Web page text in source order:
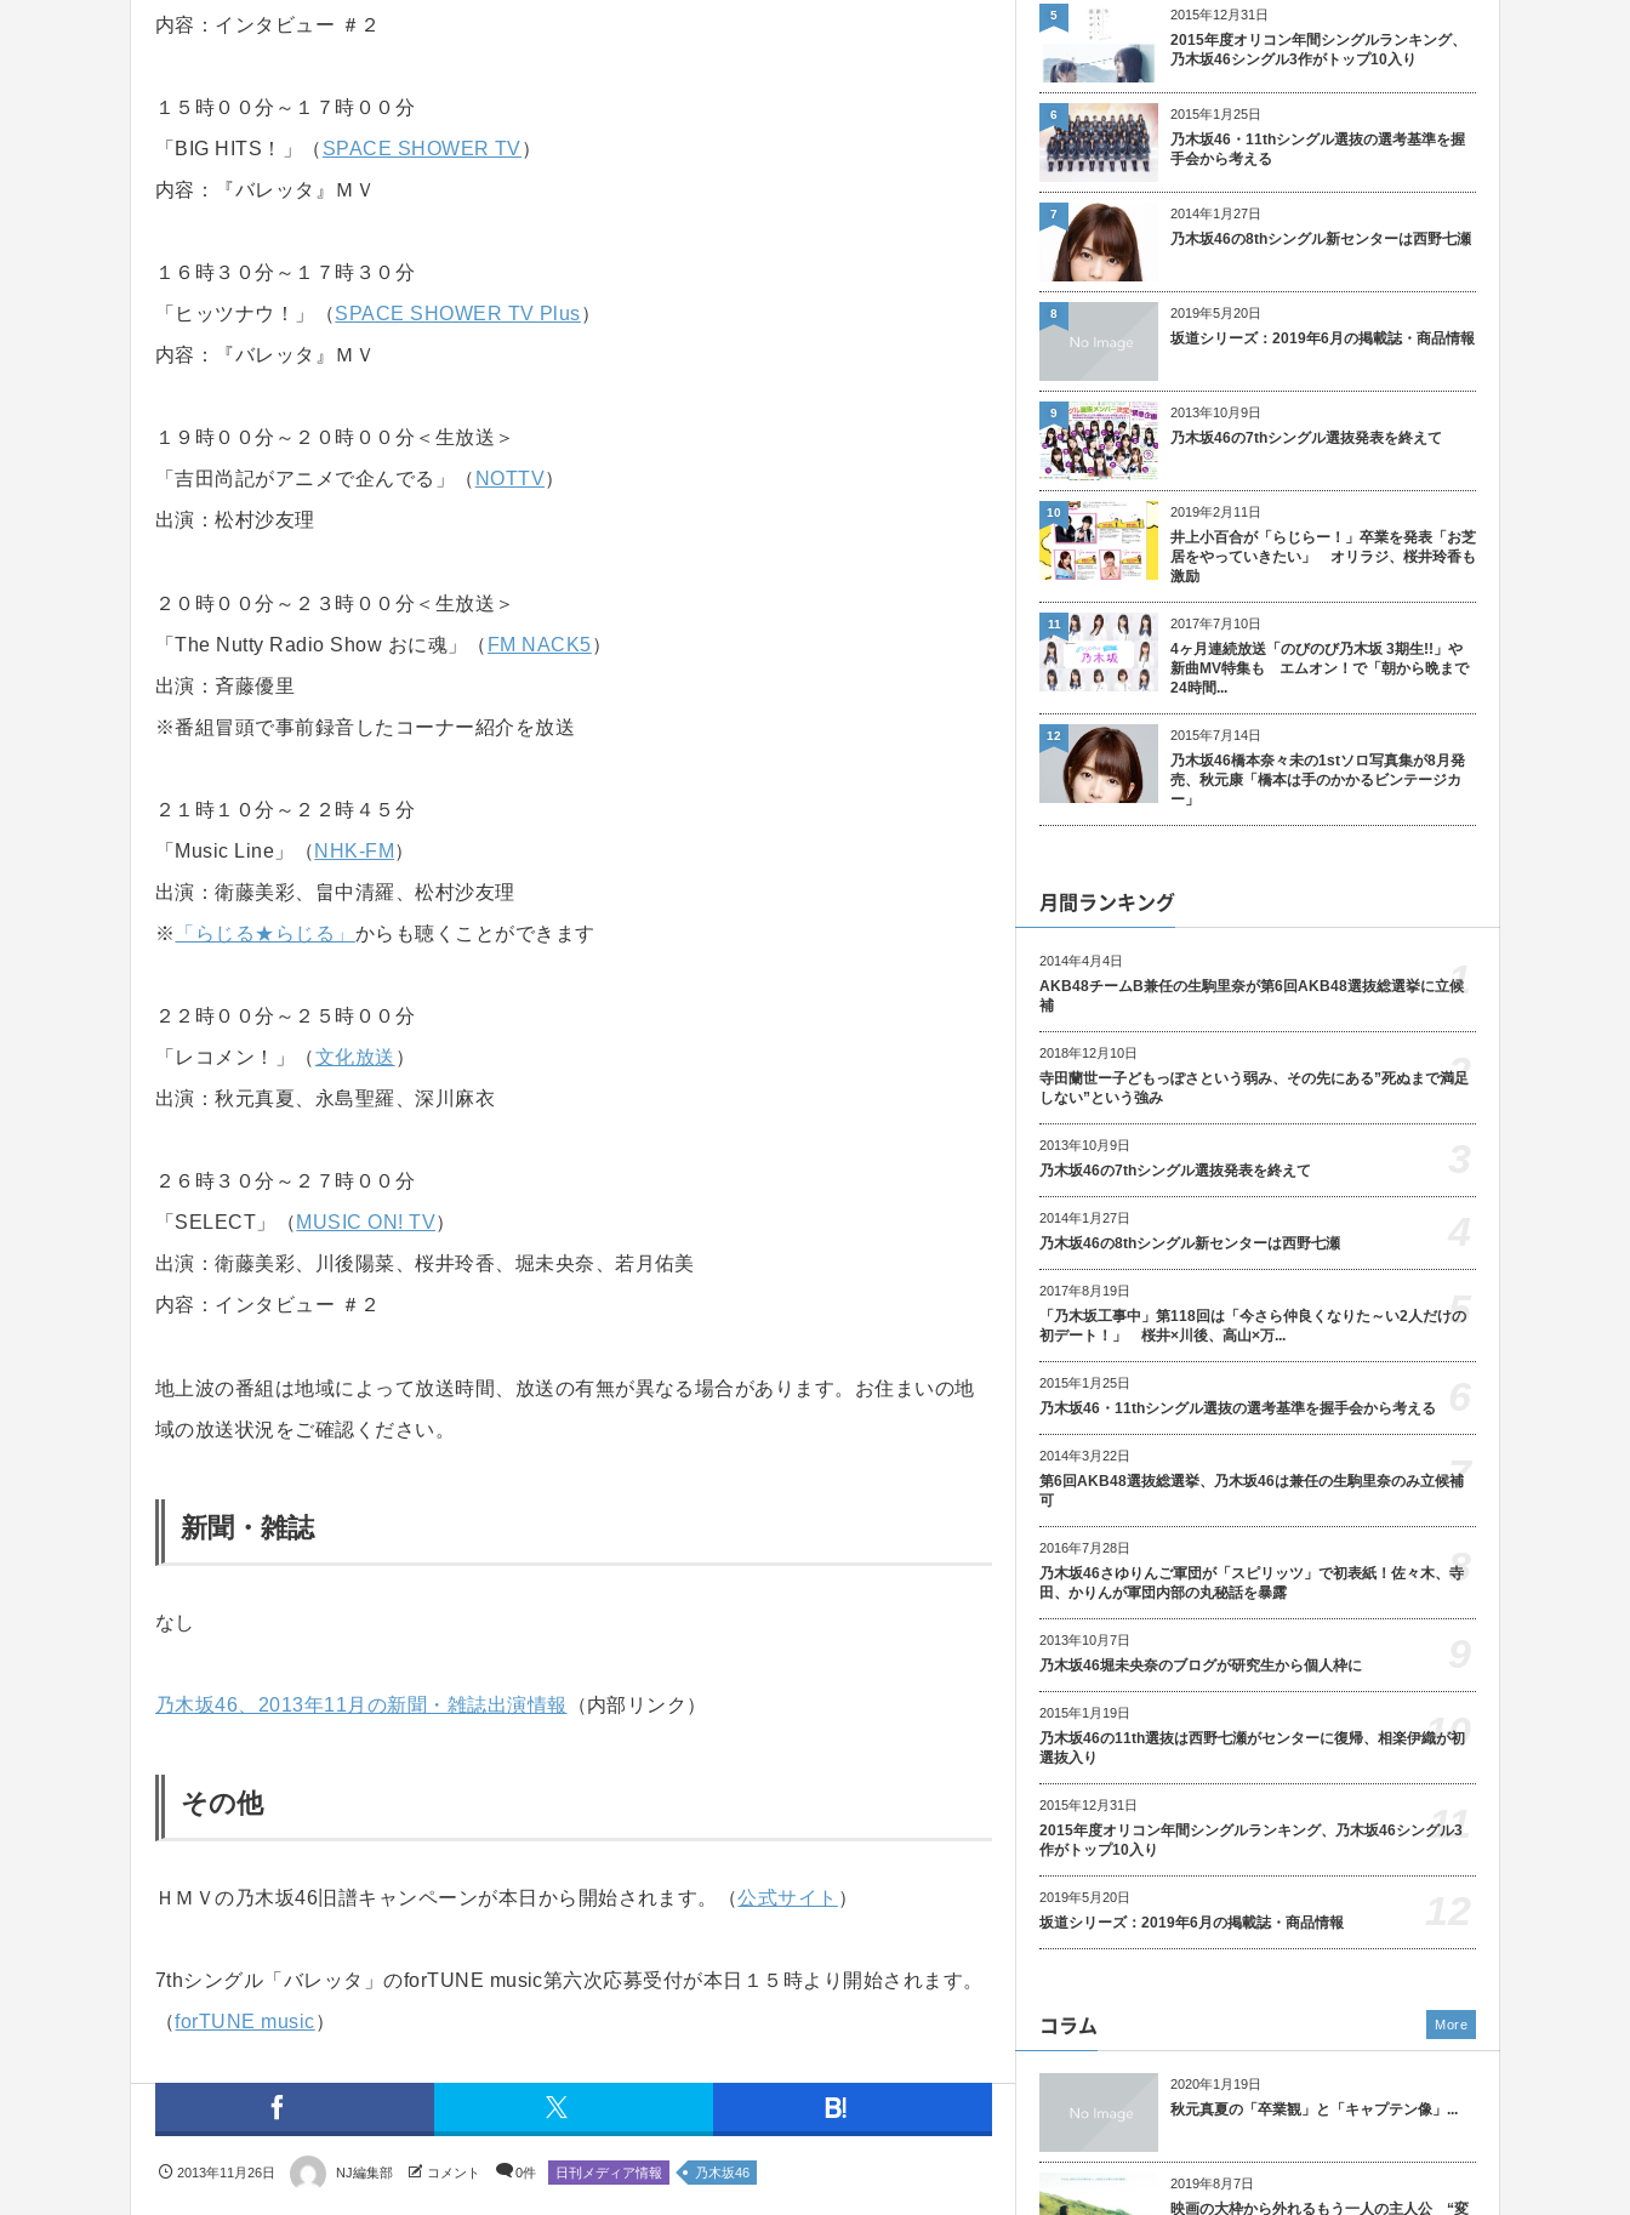
内容：インタビュー ＃２
１５時００分～１７時００分
「BIG HITS！」（ SPACE SHOWER TV）
内容：『バレッタ』ＭＶ
１６時３０分～１７時３０分
「ヒッツナウ！」（SPACE SHOWER TV Plus）
内容：『バレッタ』ＭＶ
１９時００分～２０時００分＜生放送＞
「吉田尚記がアニメで企んでる」（ NOTTV）
出演：松村沙友理
２０時００分～２３時００分＜生放送＞
「The Nutty Radio Show おに魂」（ FM NACK5）
出演：斉藤優里
※番組冒頭で事前録音したコーナー紹介を放送
２１時１０分～２２時４５分
「Music Line」（ NHK-FM ）
出演：衛藤美彩、畠中清羅、松村沙友理
※
「らじる★らじる」 からも聴くことができます
２２時００分～２５時００分
「レコメン！」（文化放送 ）
出演：秋元真夏、永島聖羅、深川麻衣
２６時３０分～２７時００分
「SELECT」（ MUSIC ON! TV）
出演：衛藤美彩、川後陽菜、桜井玲香、堀未央奈、若月佑美
内容：インタビュー ＃２
地上波の番組は地域によって放送時間、放送の有無が異なる場合があります。お住まいの地
域の放送状況をご確認ください。
新聞・雑誌
なし
乃木坂46、2013年11月の新聞・雑誌出演情報 （内部リンク）
その他
ＨＭＶの乃木坂46旧譜キャンペーンが本日から開始されます。（公式サイト ）
7thシングル「バレッタ」のforTUNE music第六次応募受付が本日１５時より開始されます。
（forTUNE music）
2013年11月26日 NJ編集部 コメント 0件 日刊メディア情報 乃木坂46
2015年12月31日
2015年度オリコン年間シングルランキング、
乃木坂46シングル3作がトップ10入り
5
2015年1月25日
乃木坂46・11thシングル選抜の選考基準を握
手会から考える
6
2014年1月27日
乃木坂46の8thシングル新センターは西野七瀬
7
2019年5月20日
坂道シリーズ：2019年6月の掲載誌・商品情報
8
2013年10月9日
乃木坂46の7thシングル選抜発表を終えて
9
2019年2月11日
井上小百合が「らじらー！」卒業を発表「お芝
居をやっていきたい」 オリラジ、桜井玲香も
激励
10
2017年7月10日
4ヶ月連続放送「のびのび乃木坂 3期生!!」や
新曲MV特集も エムオン！で「朝から晩まで
24時間...
11
2015年7月14日
乃木坂46橋本奈々未の1stソロ写真集が8月発
売、秋元康「橋本は手のかかるビンテージカ
ー」
12
月間ランキング
2014年4月4日
AKB48チームB兼任の生駒里奈が第6回AKB48選抜総選挙に立候
補
1
2018年12月10日
寺田蘭世ー子どもっぽさという弱み、その先にある”死ぬまで満足
しない”という強み
2
2013年10月9日
乃木坂46の7thシングル選抜発表を終えて
2014年1月27日
乃木坂46の8thシングル新センターは西野七瀬
2017年8月19日
「乃木坂工事中」第118回は「今さら仲良くなりた～い2人だけの
初デート！」 桜井×川後、高山×万...
5
2015年1月25日
乃木坂46・11thシングル選抜の選考基準を握手会から考える
2014年3月22日
第6回AKB48選抜総選挙、乃木坂46は兼任の生駒里奈のみ立候補
可
7
2016年7月28日
乃木坂46さゆりんご軍団が「スピリッツ」で初表紙！佐々木、寺
田、かりんが軍団内部の丸秘話を暴露
8
2013年10月7日
乃木坂46堀未央奈のブログが研究生から個人枠に
2015年1月19日
乃木坂46の11th選抜は西野七瀬がセンターに復帰、相楽伊織が初
選抜入り
10
2015年12月31日
2015年度オリコン年間シングルランキング、乃木坂46シングル3
作がトップ10入り
11
2019年5月20日
坂道シリーズ：2019年6月の掲載誌・商品情報
コラム
2020年1月19日
秋元真夏の「卒業観」と「キャプテン像」...
2019年8月7日
映画の大枠から外れるもう一人の主人公 “変
More